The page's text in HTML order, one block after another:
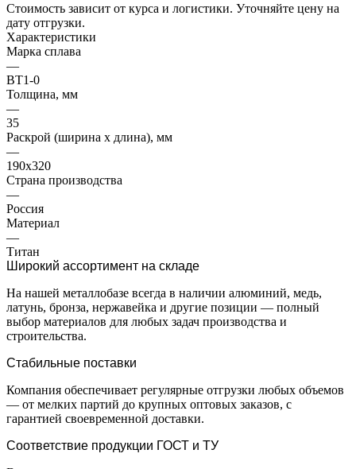
Стоимость зависит от курса и логистики. Уточняйте цену на
дату отгрузки.
Характеристики
Марка сплава
—
ВТ1-0
Толщина, мм
—
35
Раскрой (ширина х длина), мм
—
190х320
Страна производства
—
Россия
Материал
—
Титан
Широкий ассортимент на складе
На нашей металлобазе всегда в наличии алюминий, медь,
латунь, бронза, нержавейка и другие позиции — полный
выбор материалов для любых задач производства и
строительства.
Стабильные поставки
Компания обеспечивает регулярные отгрузки любых объемов
— от мелких партий до крупных оптовых заказов, с
гарантией своевременной доставки.
Соответствие продукции ГОСТ и ТУ